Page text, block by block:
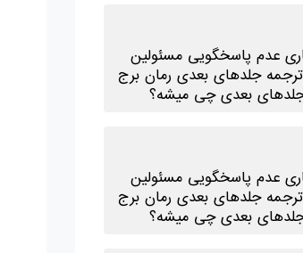
عدم پاسخگویی مسئولین
جلدهای بعدی رمان برج
جلدهای بعدی چی میشه؟
عدم پاسخگویی مسئولین
جلدهای بعدی رمان برج
جلدهای بعدی چی میشه؟